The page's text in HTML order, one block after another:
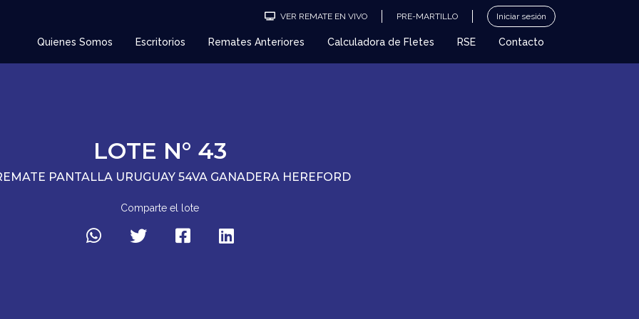
VER REMATE EN VIVO PRE-MARTILLO Iniciar sesión
Quienes Somos Escritorios Remates Anteriores Calculadora de Fletes RSE Contacto
LOTE N° 43
PANTALLA URUGUAY 54VA GANADERA HEREFORD
Comparte el lote